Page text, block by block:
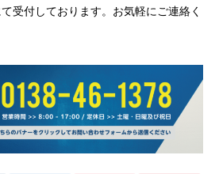
受付しております。お気軽にご連絡く